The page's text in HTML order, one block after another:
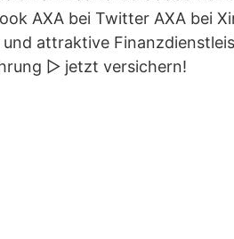
AXA bei Twitter AXA bei
attraktive
▷ jetzt versichern!